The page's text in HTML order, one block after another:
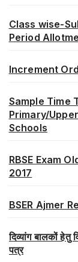
Class wise-
Period
Increment
Sample Time
Primary/
Schools
RBSE Exam
2017
BSER Ajmer
दिव्यांग बालकों हेतु
पत्र